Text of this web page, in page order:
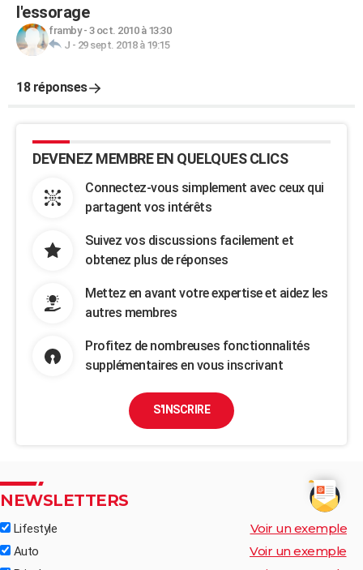
l'essorage
framby- 3 oct. 2010 à 13:30
J - 29 sept. 2018 à 19:15
18 réponses
DEVENEZ MEMBRE EN QUELQUES CLICS
Connectez-vous simplement avec ceux qui
partagent vos intérêts
Suivez vos discussions facilement et
obtenez plus de réponses
Mettez en avant votre expertise et aidez les
autres membres
Profitez de nombreuses fonctionnalités
supplémentaires en vous inscrivant
S'INSCRIRE
NEWSLETTERS
Lifestyle Voir un exemple
Auto Voir un exemple